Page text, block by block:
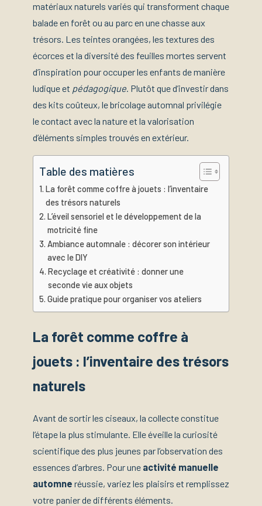
matériaux naturels variés qui transforment chaque
balade en forêt ou au parc en une chasse aux
trésors. Les teintes orangées, les textures des
écorces et la diversité des feuilles mortes servent
d’inspiration pour occuper les enfants de manière
ludique et pédagogique. Plutôt que d’investir dans
des kits coûteux, le bricolage automnal privilégie
le contact avec la nature et la valorisation
d’éléments simples trouvés en extérieur.
Table des matières
La forêt comme coffre à jouets : l’inventaire
des trésors naturels
L’éveil sensoriel et le développement de la
motricité fine
Ambiance automnale : décorer son intérieur
avec le DIY
Recyclage et créativité : donner une
seconde vie aux objets
Guide pratique pour organiser vos ateliers
La forêt comme coffre à
jouets : l’inventaire des trésors
naturels
Avant de sortir les ciseaux, la collecte constitue
l’étape la plus stimulante. Elle éveille la curiosité
scientifique des plus jeunes par l’observation des
essences d’arbres. Pour une activité manuelle
automne réussie, variez les plaisirs et remplissez
votre panier de différents éléments.